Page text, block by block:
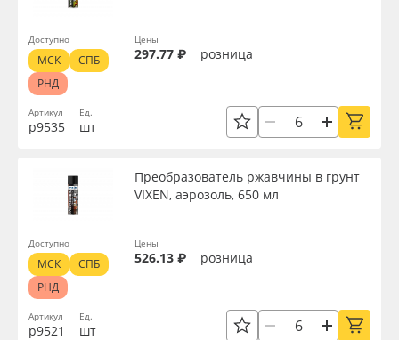
Артикул
р9535
Ед.
шт
Цены
297.77 ₽ розница
Доступно
МСК
СПБ
РНД
Артикул
р9521
Преобразователь ржавчины в грунт
VIXEN, аэрозоль, 650 мл
Ед.
шт
Цены
526.13 ₽ розница
Доступно
МСК
СПБ
РНД